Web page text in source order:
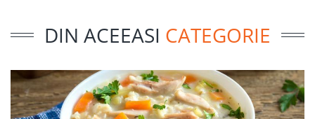
DIN ACEEASI CATEGORIE